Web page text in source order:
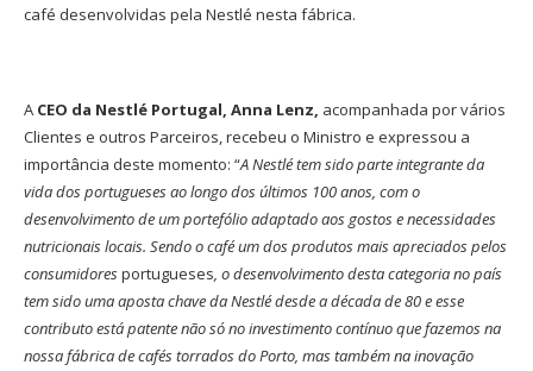
café desenvolvidas pela Nestlé nesta fábrica.
A CEO da Nestlé Portugal, Anna Lenz, acompanhada por vários
Clientes e outros Parceiros, recebeu o Ministro e expressou a
importância deste momento: “A Nestlé tem sido parte integrante da
vida dos portugueses ao longo dos últimos 100 anos, com o
desenvolvimento de um portefólio adaptado aos gostos e necessidades
nutricionais locais. Sendo o café um dos produtos mais apreciados pelos
consumidoresportugueses, o desenvolvimento desta categoria no país
tem sido uma aposta chave da Nestlé desde a década de 80 e esse
contributo está patente não só no investimento contínuo que fazemos na
nossa fábrica de cafés torrados do Porto, mas também na inovação